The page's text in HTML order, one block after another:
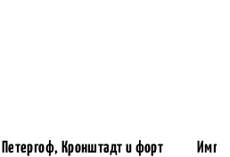
Кронштадт и форт